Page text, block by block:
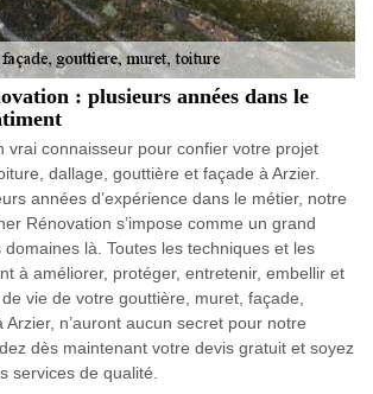
: plusieurs années dans le
vrai connaisseur pour confier votre projet
dallage, gouttière et façade à Arzier.
années d’expérience dans le métier, notre
Rénovation s’impose comme un grand
là. Toutes les techniques et les
à améliorer, protéger, entretenir, embellir et
vie de votre gouttière, muret, façade,
n’auront aucun secret pour notre
dès maintenant votre devis gratuit et soyez
services de qualité.